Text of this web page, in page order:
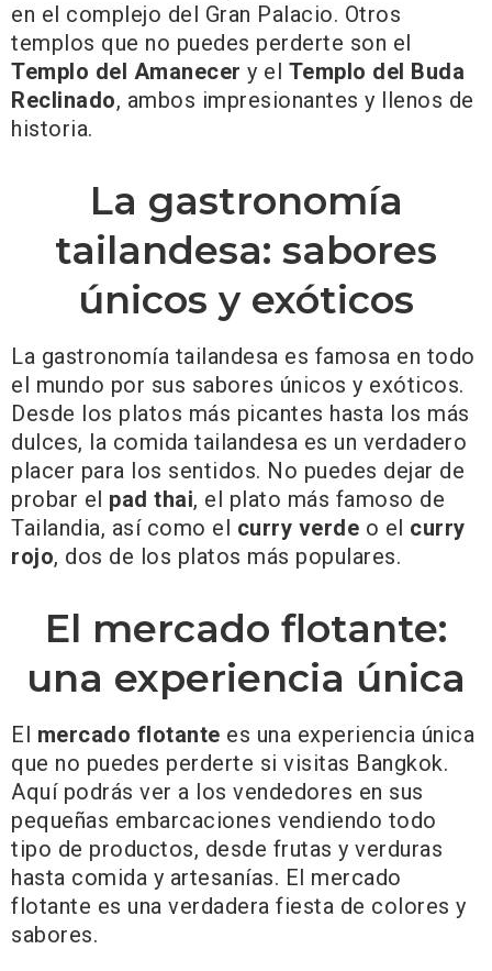
en el complejo del Gran Palacio. Otros
templos que no puedes perderte son el
Templo del Amanecer y el Templo del Buda
Reclinado, ambos impresionantes y llenos de
historia.
La gastronomía
tailandesa: sabores
únicos y exóticos
La gastronomía tailandesa es famosa en todo
el mundo por sus sabores únicos y exóticos.
Desde los platos más picantes hasta los más
dulces, la comida tailandesa es un verdadero
placer para los sentidos. No puedes dejar de
probar el pad thai, el plato más famoso de
Tailandia, así como el curry verde o el curry
rojo, dos de los platos más populares.
El mercado flotante:
una experiencia única
El mercado flotante es una experiencia única
que no puedes perderte si visitas Bangkok.
Aquí podrás ver a los vendedores en sus
pequeñas embarcaciones vendiendo todo
tipo de productos, desde frutas y verduras
hasta comida y artesanías. El mercado
flotante es una verdadera fiesta de colores y
sabores.